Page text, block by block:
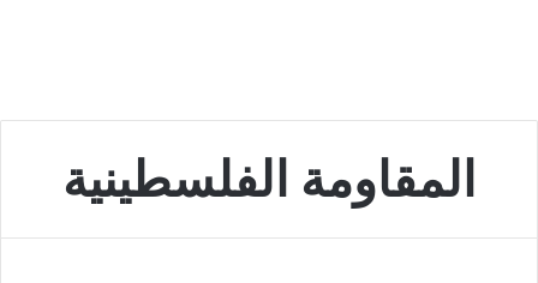
المقاومة الفلسطينية